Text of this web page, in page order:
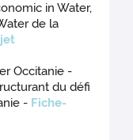
in Water,
de la
Occitanie -
du défi
- Fiche-